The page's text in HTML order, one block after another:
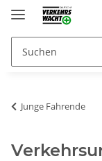
Junge Fahrende